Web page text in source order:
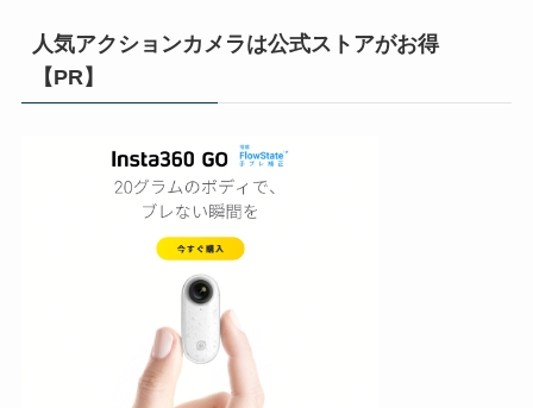
人気アクションカメラは公式ストアがお得
【PR】